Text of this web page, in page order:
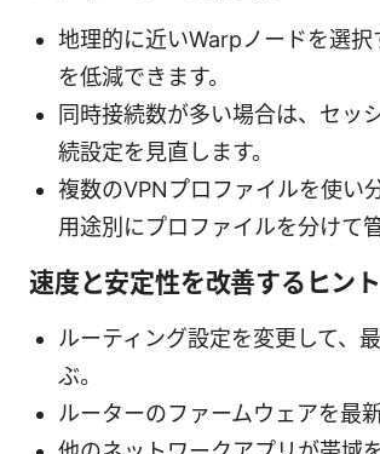
地理的に近いWarpノードを選択
を低減できます。
同時接続数が多い場合は、セッ
続設定を見直します。
複数のVPNプロファイルを使い
用途別にプロファイルを分けて
速度と安定性を改善するヒント
ルーティング設定を変更して、
ぶ。
ルーターのファームウェアを最新